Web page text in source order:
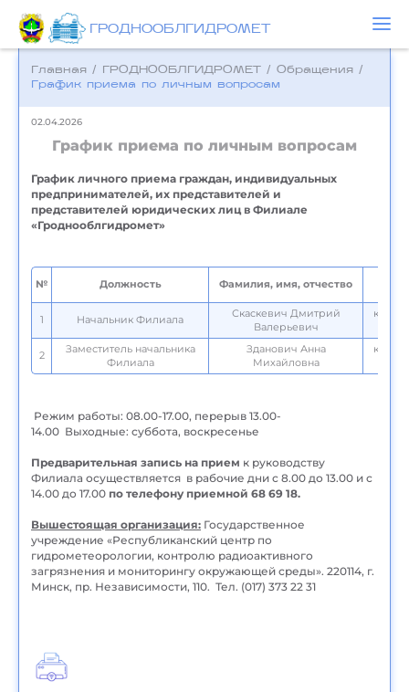
ГРОДНООБЛГИДРОМЕТ
Главная / ГРОДНООБЛГИДРОМЕТ / Обращения /
График приема по личным вопросам
02.04.2026
График приема по личным вопросам
График личного приема граждан, индивидуальных
предпринимателей, их представителей и
представителей юридических лиц в Филиале
«Гроднооблгидромет»
№ Должность Фамилия, имя, отчество
1 Начальник Филиала
Скаскевич Дмитрий
Валерьевич
2
Заместитель начальника
Филиала
Зданович Анна
Михайловна
Режим работы: 08.00-17.00, перерыв 13.00-
14.00 Выходные: суббота, воскресенье
Предварительная запись на прием к руководству
Филиала осуществляется в рабочие дни с 8.00 до 13.00 и с
14.00 до 17.00 по телефону приемной 68 69 18.
Вышестоящая организация: Государственное
учреждение «Республиканский центр по
гидрометеорологии, контролю радиоактивного
загрязнения и мониторингу окружающей среды». 220114, г.
Минск, пр. Независимости, 110. Тел. (017) 373 22 31